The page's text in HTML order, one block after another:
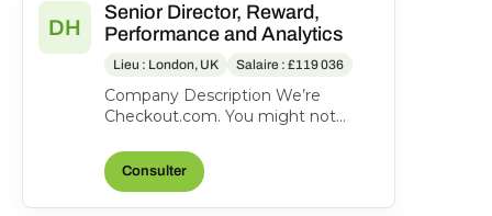
DH
Senior Director, Reward,
Performance and Analytics
Lieu : London, UK Salaire : £119 036
Company Description We’re
Checkout.com. You might not
eBay, Spotify, Klarna, Uber,...
Consulter